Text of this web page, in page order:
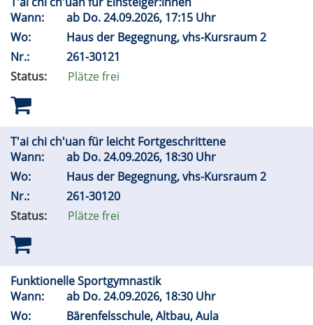
Wann:
ab Do.24.09.2026, 17:15 Uhr
Wo:
Haus der Begegnung, vhs-Kursraum 2
Nr.:
261-30121
Status:
Plätze frei
T'ai chi ch'uan für leicht Fortgeschrittene
Wann:
ab Do.24.09.2026, 18:30 Uhr
Wo:
Haus der Begegnung, vhs-Kursraum 2
Nr.:
261-30120
Status:
Plätze frei
Funktionelle Sportgymnastik
Wann:
ab Do.24.09.2026, 18:30 Uhr
Wo:
Bärenfelsschule, Altbau, Aula